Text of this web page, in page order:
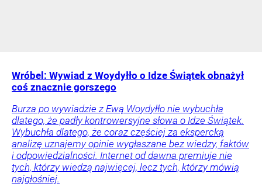
Wróbel: Wywiad z Woydyłło o Idze Świątek obnażył
coś znacznie gorszego
Burza po wywiadzie z Ewą Woydyłło nie wybuchła
dlatego, że padły kontrowersyjne słowa o Idze Świątek.
Wybuchła dlatego, że coraz częściej za ekspercką
analizę uznajemy opinie wygłaszane bez wiedzy, faktów
i odpowiedzialności. Internet od dawna premiuje nie
tych, którzy wiedzą najwięcej, lecz tych, którzy mówią
najgłośniej.